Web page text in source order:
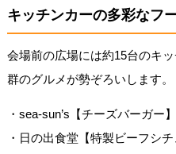
キッチンカーの多彩なフ
会場前の広場には約15台のキ
群のグルメが勢ぞろいします。
・sea-sun’s【チーズバーガー】
・日の出食堂【特製ビーフシ